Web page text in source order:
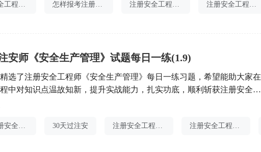
考生心中都会有一个疑问：安全工程师的证好考吗？首先，我们需要明确
注册安全工程师题目 怎样报考注册安全师 注册安全工程师证书打印 注册安全工程师查询网
安师《安全生产管理》试题每日一练(1.9)
选了注册安全工程师《安全生产管理》每日一练习题，希望能助大家在
中对知识点温故知新，提升实战能力，扎实功底，顺利斩获注册安全工
2025安全生产管理试题 · 每日一练【1月9日】1、下列不属于我国安全
案参考答案：A参考解析：政府对安全生产监督管理的职权是
中级注册安全答案 30天过注安 注册安全工程师课本 注册安全工程师注册人员